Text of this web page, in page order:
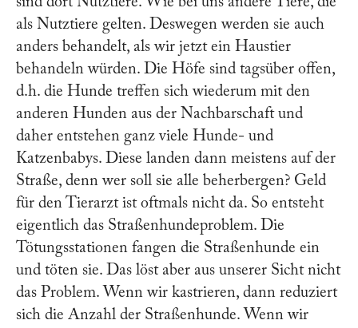
als Nutztiere gelten. Deswegen werden sie auch
anders behandelt, als wir jetzt ein Haustier
behandeln würden. Die Höfe sind tagsüber offen,
d.h. die Hunde treffen sich wiederum mit den
anderen Hunden aus der Nachbarschaft und
daher entstehen ganz viele Hunde- und
Katzenbabys. Diese landen dann meistens auf der
Straße, denn wer soll sie alle beherbergen? Geld
für den Tierarzt ist oftmals nicht da. So entsteht
eigentlich das Straßenhundeproblem. Die
Tötungsstationen fangen die Straßenhunde ein
und töten sie. Das löst aber aus unserer Sicht nicht
das Problem. Wenn wir kastrieren, dann reduziert
sich die Anzahl der Straßenhunde. Wenn wir